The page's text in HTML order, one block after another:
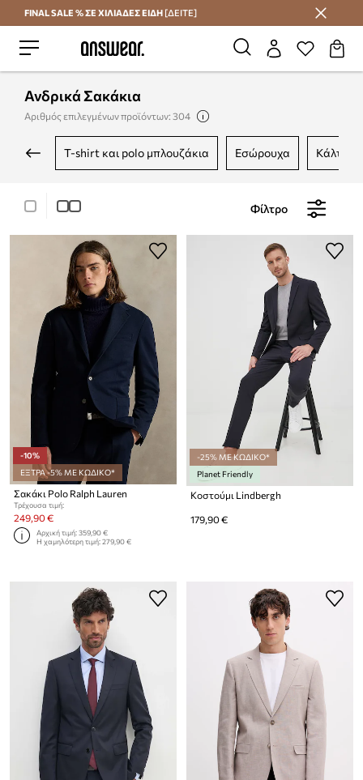
Εξοικονομήστε με το Answear Club
FINAL SALE % ΣΕ ΧΙΛΙΑΔΕΣ ΕΙΔΗ [ΔΕΙΤΕ]
Ανδρικά Σακάκια
Αριθμός επιλεγμένων προϊόντων: 304
t-shirt και polo μπλουζάκια εσώρουχα κάλτσες
Φίλτρο
-10%
ΕΞΤΡΑ -5% ΜΕ ΚΩΔΙΚΟ*
Σακάκι Polo Ralph Lauren
Τρέχουσα τιμή:
249,90 €
Αρχική τιμή:359,90 €
Η χαμηλότερη τιμή:279,90 €
-25% ΜΕ ΚΩΔΙΚΟ*
Planet Friendly
Κοστούμι Lindbergh
179,90 €